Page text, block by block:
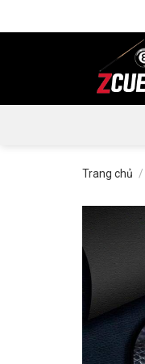
to
Trang chủ /